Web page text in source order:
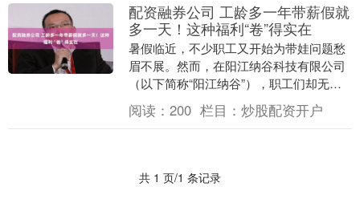
配资融券公司 工龄多一年带薪假就
多一天！这种福利“卷”得实在
暑假临近，不少职工又开始为带娃问题愁
眉不展。然而，在阳江纳谷科技有限公司
（以下简称“阳江纳谷”），职工们却无此
类烦恼。每天清晨，他们能顺路将孩子送
到距离公司仅5....
阅读： 200 栏目： 炒股配资开户
共 1 页/1 条记录